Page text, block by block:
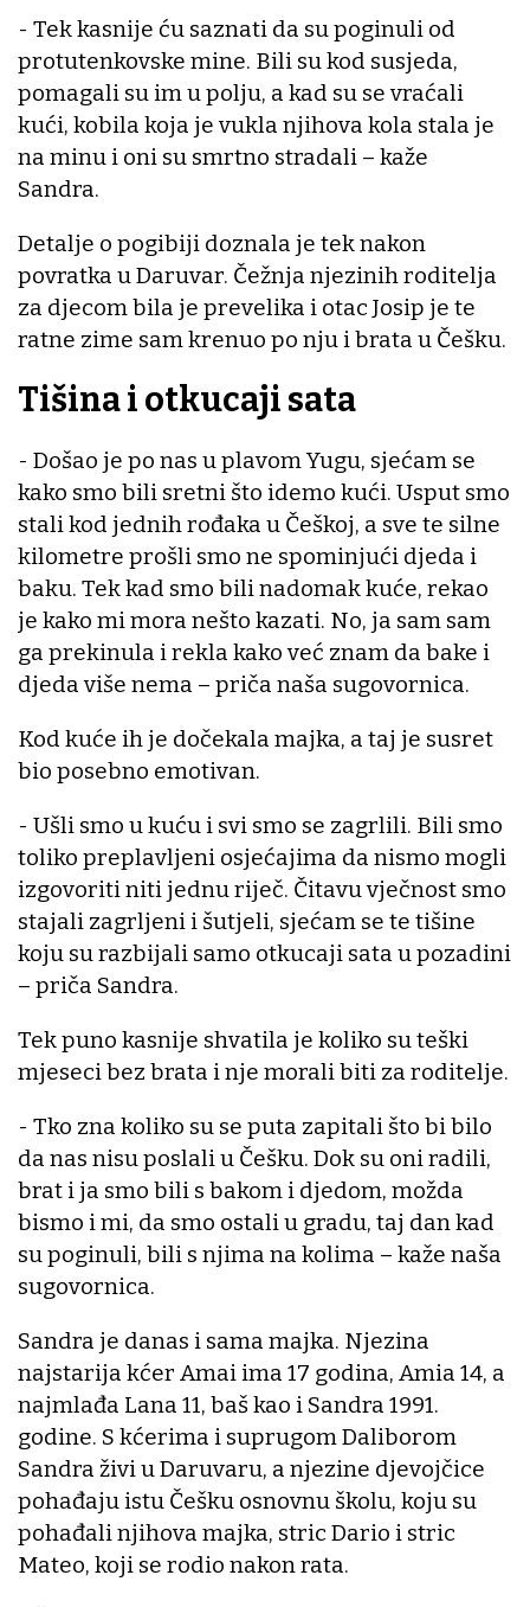
- Tek kasnije ću saznati da su poginuli od
protutenkovske mine. Bili su kod susjeda,
pomagali su im u polju, a kad su se vraćali
kući, kobila koja je vukla njihova kola stala je
na minu i oni su smrtno stradali – kaže
Sandra.
Detalje o pogibiji doznala je tek nakon
povratka u Daruvar. Čežnja njezinih roditelja
za djecom bila je prevelika i otac Josip je te
ratne zime sam krenuo po nju i brata u Češku.
Tišina i otkucaji sata
- Došao je po nas u plavom Yugu, sjećam se
kako smo bili sretni što idemo kući. Usput smo
stali kod jednih rođaka u Češkoj, a sve te silne
kilometre prošli smo ne spominjući djeda i
baku. Tek kad smo bili nadomak kuće, rekao
je kako mi mora nešto kazati. No, ja sam sam
ga prekinula i rekla kako već znam da bake i
djeda više nema – priča naša sugovornica.
Kod kuće ih je dočekala majka, a taj je susret
bio posebno emotivan.
- Ušli smo u kuću i svi smo se zagrlili. Bili smo
toliko preplavljeni osjećajima da nismo mogli
izgovoriti niti jednu riječ. Čitavu vječnost smo
stajali zagrljeni i šutjeli, sjećam se te tišine
koju su razbijali samo otkucaji sata u pozadini
– priča Sandra.
Tek puno kasnije shvatila je koliko su teški
mjeseci bez brata i nje morali biti za roditelje.
- Tko zna koliko su se puta zapitali što bi bilo
da nas nisu poslali u Češku. Dok su oni radili,
brat i ja smo bili s bakom i djedom, možda
bismo i mi, da smo ostali u gradu, taj dan kad
su poginuli, bili s njima na kolima – kaže naša
sugovornica.
Sandra je danas i sama majka. Njezina
najstarija kćer Amai ima 17 godina, Amia 14, a
najmlađa Lana 11, baš kao i Sandra 1991.
godine. S kćerima i suprugom Daliborom
Sandra živi u Daruvaru, a njezine djevojčice
pohađaju istu Češku osnovnu školu, koju su
pohađali njihova majka, stric Dario i stric
Mateo, koji se rodio nakon rata.